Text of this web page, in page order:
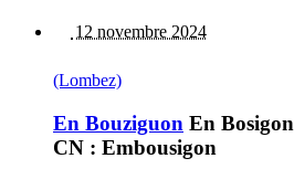
12 novembre 2024
(Lombez)
En Bouziguon En Bosigon
CN : Embousigon